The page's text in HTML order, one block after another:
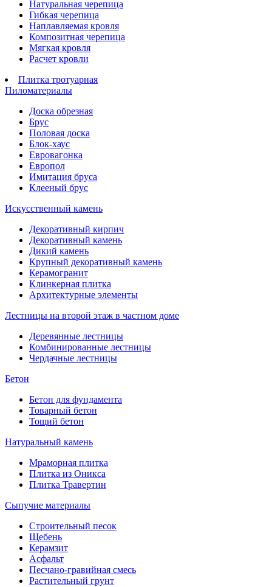
Натуральная черепица
Гибкая черепица
Наплавляемая кровля
Композитная черепица
Мягкая кровля
Расчет кровли
Плитка тротуарная
Пиломатериалы
Доска обрезная
Брус
Половая доска
Блок-хаус
Евровагонка
Европол
Имитация бруса
Клееный брус
Искусственный камень
Декоративный кирпич
Декоративный камень
Дикий камень
Крупный декоративный камень
Керамогранит
Клинкерная плитка
Архитектурные элементы
Лестницы на второй этаж в частном доме
Деревянные лестницы
Комбинированные лестницы
Чердачные лестницы
Бетон
Бетон для фундамента
Товарный бетон
Тощий бетон
Натуральный камень
Мраморная плитка
Плитка из Оникса
Плитка Травертин
Сыпучие материалы
Строительный песок
Щебень
Керамзит
Асфальт
Песчано-гравийная смесь
Растительный грунт